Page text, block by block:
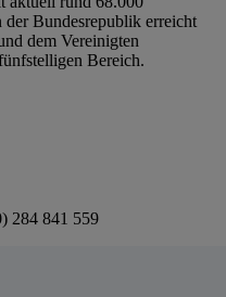
Bundesrepublik erreicht
dem Vereinigten
Bereich.
284 841 559